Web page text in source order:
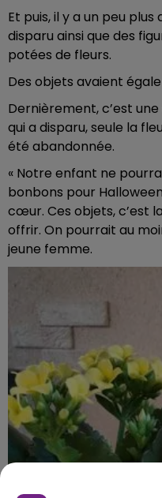
Et puis, il y a un peu plus
disparu ainsi que des
potées de fleurs.
Des objets avaient
Dernièrement, c’est
qui a disparu, seule la
été abandonnée.
« Notre enfant ne
bonbons pour
cœur. Ces objets, c’est
offrir. On pourrait au
jeune femme.